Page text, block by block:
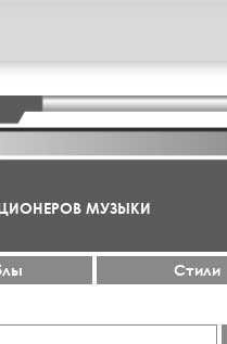
МУЗЫКИ
Стили